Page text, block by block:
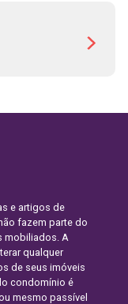
e artigos de
fazem parte do
mobiliados. A
qualquer
de seus imóveis
condomínio é
mesmo passível